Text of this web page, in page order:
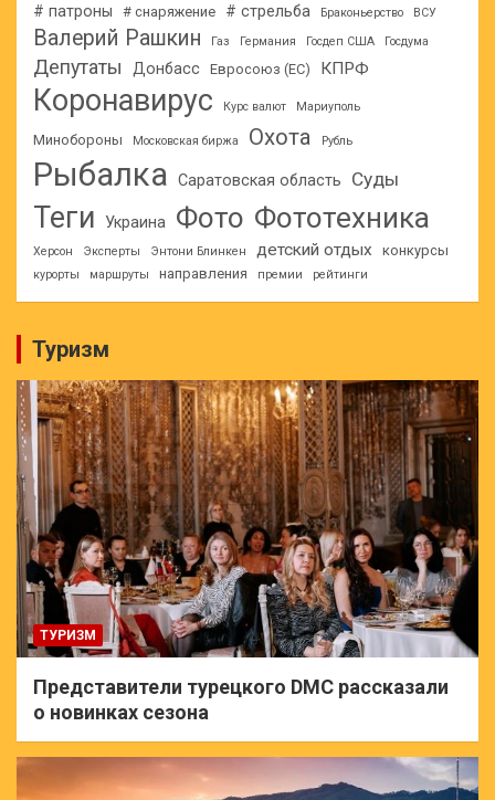
# патроны # снаряжение # стрельба Браконьерство ВСУ
Валерий Рашкин Газ Германия Госдеп США Госдума
Депутаты Донбасс Евросоюз (ЕС) КПРФ
Коронавирус Курс валют Мариуполь
Минобороны Московская биржа Охота Рубль
Рыбалка Саратовская область Суды
Теги Украина Фото Фототехника
Херсон Эксперты Энтони Блинкен детский отдых конкурсы
курорты маршруты направления премии рейтинги
Туризм
ТУРИЗМ
Представители турецкого DMC рассказали
о новинках сезона